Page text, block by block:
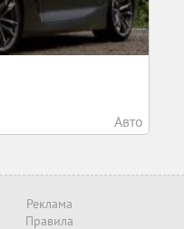
Авто
Реклама
Правила